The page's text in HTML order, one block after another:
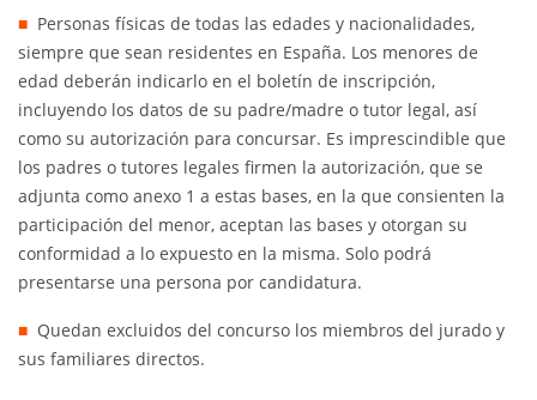
Personas físicas de todas las edades y nacionalidades,
siempre que sean residentes en España. Los menores de
edad deberán indicarlo en el boletín de inscripción,
incluyendo los datos de su padre/madre o tutor legal, así
como su autorización para concursar. Es imprescindible que
los padres o tutores legales firmen la autorización, que se
adjunta como anexo 1 a estas bases, en la que consienten la
participación del menor, aceptan las bases y otorgan su
conformidad a lo expuesto en la misma. Solo podrá
presentarse una persona por candidatura.
Quedan excluidos del concurso los miembros del jurado y
sus familiares directos.